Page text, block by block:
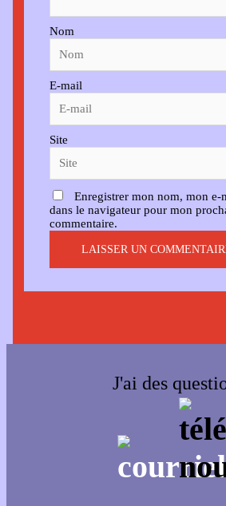
Nom
E-mail
Site
Enregistrer mon nom, mon e-
dans le navigateur pour mon
commentaire.
J'ai des